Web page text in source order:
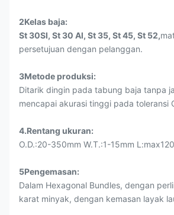
2Kelas baja:
St 30SI, St 30 Al, St 35, St 45, St 52,
persetujuan dengan pelanggan.
3Metode produksi:
Ditarik dingin pada tabung baja tanpa
mencapai akurasi tinggi pada toleransi
4.Rentang ukuran:
O.D.:20-350mm W.T.:1-15mm
5Pengemasan:
Dalam Hexagonal Bundles, dengan
karat minyak, dengan kemasan layak